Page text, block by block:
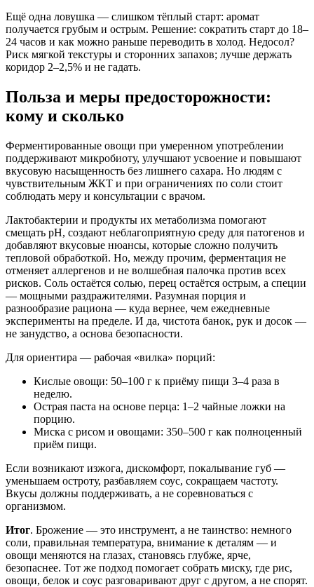
Ещё одна ловушка — слишком тёплый старт: аромат
получается грубым и острым. Решение: сократить старт до 18–
24 часов и как можно раньше переводить в холод. Недосол?
Риск мягкой текстуры и сторонних запахов; лучше держать
коридор 2–2,5% и не гадать.
Польза и меры предосторожности:
кому и сколько
Ферментированные овощи при умеренном употреблении
поддерживают микробиоту, улучшают усвоение и повышают
вкусовую насыщенность без лишнего сахара. Но людям с
чувствительным ЖКТ и при ограничениях по соли стоит
соблюдать меру и консультации с врачом.
Лактобактерии и продукты их метаболизма помогают
смещать pH, создают неблагоприятную среду для патогенов и
добавляют вкусовые нюансы, которые сложно получить
тепловой обработкой. Но, между прочим, ферментация не
отменяет аллергенов и не волшебная палочка против всех
рисков. Соль остаётся солью, перец остаётся острым, а специи
— мощными раздражителями. Разумная порция и
разнообразие рациона — куда вернее, чем ежедневные
эксперименты на пределе. И да, чистота банок, рук и досок —
не занудство, а основа безопасности.
Для ориентира — рабочая «вилка» порций:
Кислые овощи: 50–100 г к приёму пищи 3–4 раза в
неделю.
Острая паста на основе перца: 1–2 чайные ложки на
порцию.
Миска с рисом и овощами: 350–500 г как полноценный
приём пищи.
Если возникают изжога, дискомфорт, покалывание губ —
уменьшаем остроту, разбавляем соус, сокращаем частоту.
Вкусы должны поддерживать, а не соревноваться с
организмом.
Итог. Брожение — это инструмент, а не таинство: немного
соли, правильная температура, внимание к деталям — и
овощи меняются на глазах, становясь глубже, ярче,
безопаснее. Тот же подход помогает собрать миску, где рис,
овощи, белок и соус разговаривают друг с другом, а не спорят.